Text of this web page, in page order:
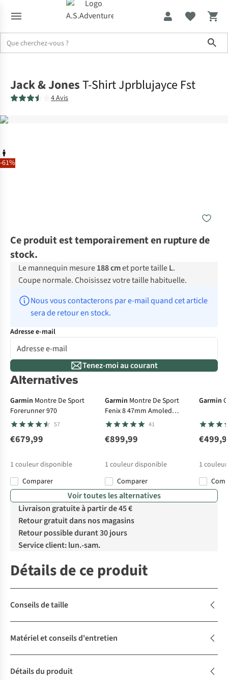
-61%
Jack & JonesT-Shirt Jprblujayce Fst
4 Avis
Ce produit est temporairement en rupture de
stock.
Le mannequin mesure188 cmet porte tailleL.
Coupe normale. Choisissez votre taille habituelle.
Nous vous contacterons par e-mail quand cet article
sera de retour en stock.
Adresse e-mail
Tenez-moi au courant
Alternatives
Garmin Montre De Sport
Forerunner 970
57
€679,99
1 couleur disponible
Comparer
Garmin Montre De Sport
Fenix 8 47mm Amoled
Sapphire
41
€899,99
1 couleur disponible
Comparer
Garmin
1
Voir toutes les alternatives
Livraison gratuite à partir de 45 €
Retour gratuit dans nos magasins
Retour possible durant 30 jours
Service client: lun.-sam.
Détails de ce produit
Conseils de taille
Matériel et conseils d'entretien
Détails du produit